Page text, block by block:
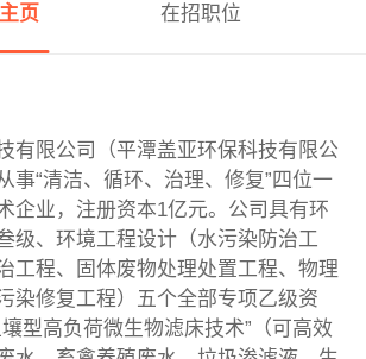
页 在招职位
有限公司（平潭盖亚环保科技有限公
事“清洁、循环、治理、修复”四位一
企业，注册资本1亿元。公司具有环
级、环境工程设计（水污染防治工
工程、固体废物处理处置工程、物理
染修复工程）五个全部专项乙级资
型高负荷微生物滤床技术”（可高效